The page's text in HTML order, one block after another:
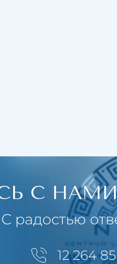
С
С радостью
12 264